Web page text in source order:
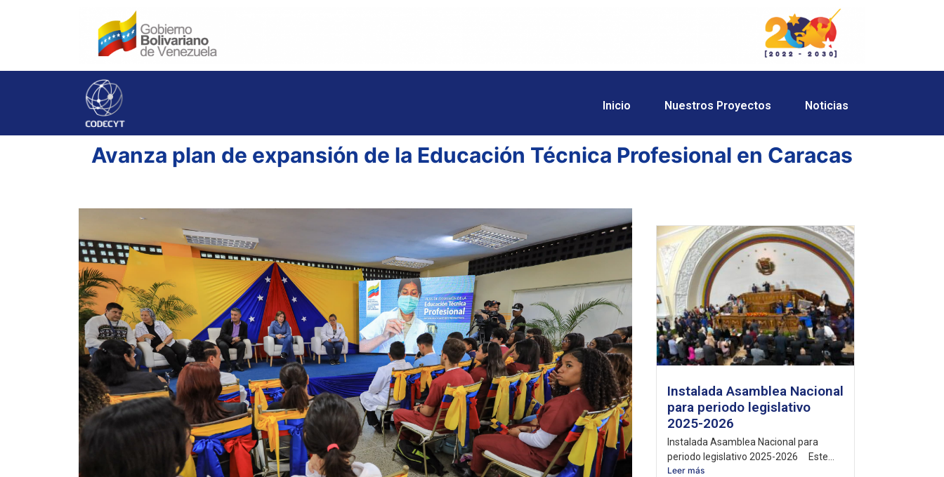
Inicio Nuestros Proyectos Noticias
Avanza plan de expansión de la Educación Técnica Profesional en Caracas
Instalada Asamblea Nacional
para periodo legislativo
2025-2026
Instalada Asamblea Nacional para
periodo legislativo 2025-2026 Este...
Leer más